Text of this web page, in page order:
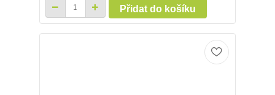
Přidat do košíku